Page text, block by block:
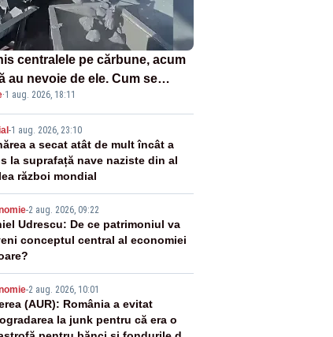
centralele pe cărbune, acum
au nevoie de ele. Cum se
vina în plină criză energetică
·1 aug. 2026, 18:11
-1 aug. 2026, 23:10
a secat atât de mult încât a
la suprafață nave naziste din al
război mondial
-2 aug. 2026, 09:22
Udrescu: De ce patrimoniul va
conceptul central al economiei
-2 aug. 2026, 10:01
(AUR): România a evitat
la junk pentru că era o